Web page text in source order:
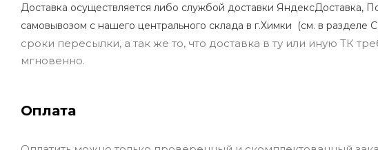
Доставка осуществляется либо службой доставки
самовывозом с нашего центрального склада в г.Химки (см. в разделе
сроки пересылки, а так же то, что доставка в ту или иную ТК
мгновенно.
Оплата